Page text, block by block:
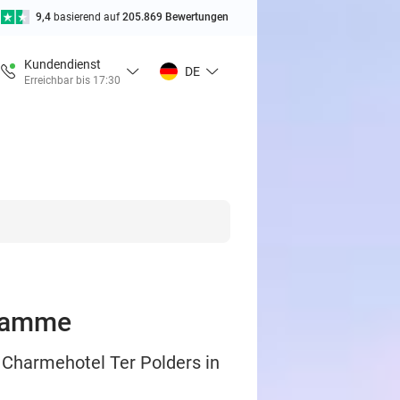
9,4 basierend auf205.869 Bewertungen
Kundendienst
Erreichbar bis 17:30
DE
Ter Polders in